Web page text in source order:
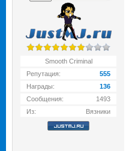
Smooth Criminal
Репутация:
555
Награды:
136
Сообщения:
1493
Из:
Вязники